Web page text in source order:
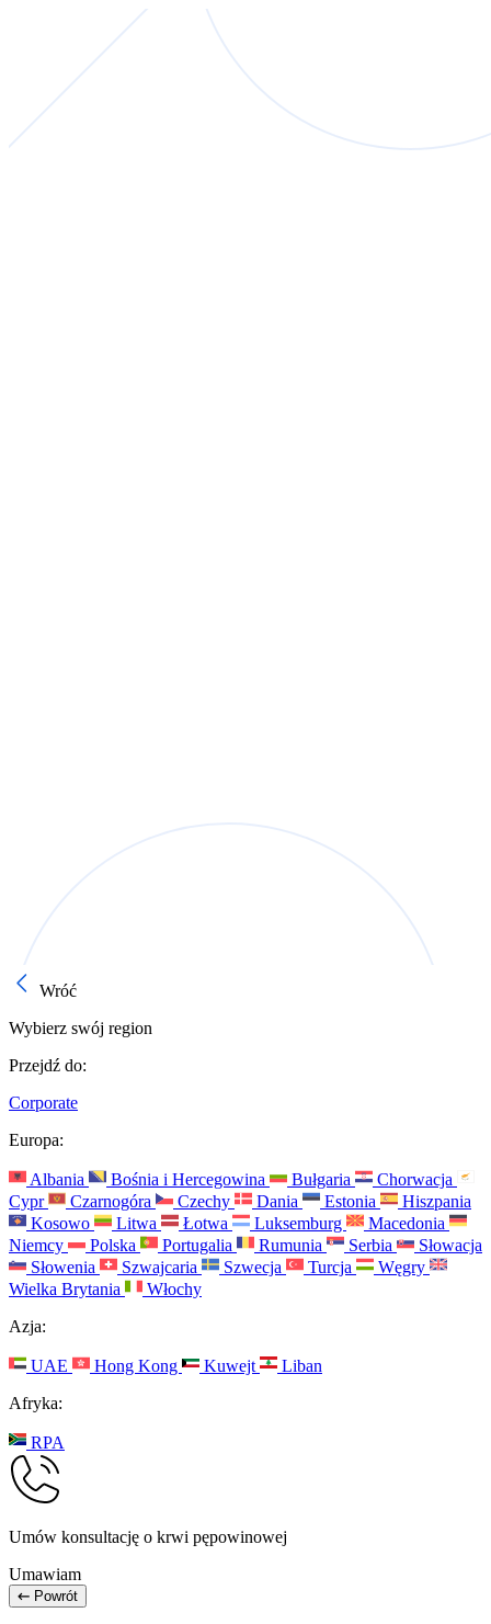
Wróć
Wybierz swój region
Przejdź do:
Corporate
Europa:
Albania Bośnia i Hercegowina Bułgaria
Chorwacja
Cypr
Czarnogóra Czechy Dania Estonia
Hiszpania
Kosowo
Litwa Łotwa Luksemburg
Macedonia
Niemcy
Polska Portugalia Rumunia Serbia
Słowacja
Słowenia
Szwajcaria Szwecja Turcja
Węgry
Wielka Brytania
Włochy
Azja:
UAE Hong Kong Kuwejt
Liban
Afryka:
RPA
Umów konsultację o krwi pępowinowej
Umawiam
Powrót